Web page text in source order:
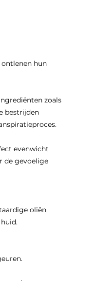
hun
zoals
bestrijden
evenwicht
de gevoelige
oliën